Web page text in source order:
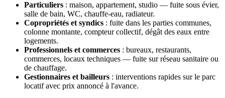
Particuliers : maison, appartement, studio — fuite sous évier,
salle de bain, WC, chauffe-eau, radiateur.
Copropriétés et syndics : fuite dans les parties communes,
colonne montante, compteur collectif, dégât des eaux entre
logements.
Professionnels et commerces : bureaux, restaurants,
commerces, locaux techniques — fuite sur réseau sanitaire ou
de chauffage.
Gestionnaires et bailleurs : interventions rapides sur le parc
locatif avec prix annoncé à l'avance.